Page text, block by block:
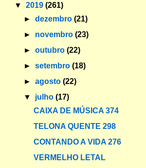
▼ 2019 (261)
►dezembro(21)
► novembro(23)
►outubro(22)
►setembro(18)
►agosto(22)
▼ julho(17)
CAIXA DE MÚSICA 374
TELONA QUENTE 298
CONTANDO A VIDA 276
VERMELHO LETAL